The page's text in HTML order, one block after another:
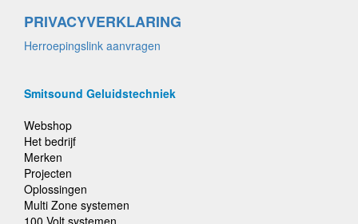
PRIVACYVERKLARING
Herroepingslink aanvragen
Smitsound Geluidstechniek
Webshop
Het bedrijf
Merken
Projecten
Oplossingen
Multi Zone systemen
100 Volt systemen